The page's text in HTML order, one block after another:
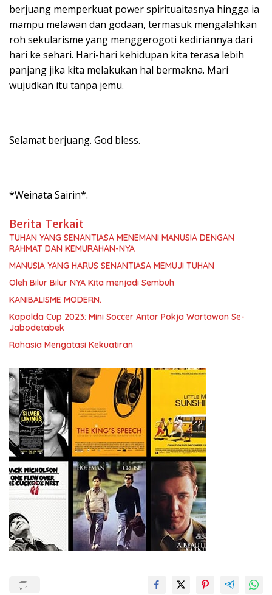
berjuang memperkuat power spirituaitasnya hingga ia
mampu melawan dan godaan, termasuk mengalahkan
roh sekularisme yang menggerogoti kediriannya dari
hari ke sehari. Hari-hari kehidupan kita terasa lebih
panjang jika kita melakukan hal bermakna. Mari
wujudkan itu tanpa jemu.
Selamat berjuang. God bless.
*Weinata Sairin*.
Berita Terkait
TUHAN YANG SENANTIASA MENEMANI MANUSIA DENGAN
RAHMAT DAN KEMURAHAN-NYA
MANUSIA YANG HARUS SENANTIASA MEMUJI TUHAN
Oleh Bilur Bilur NYA Kita menjadi Sembuh
KANIBALISME MODERN.
Kapolda Cup 2023: Mini Soccer Antar Pokja Wartawan Se-
Jabodetabek
Rahasia Mengatasi Kekuatiran